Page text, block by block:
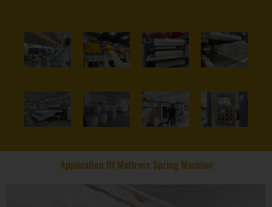
Application Of Mattress Spring Machine